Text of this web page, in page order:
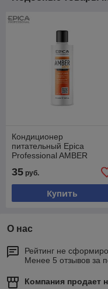
Кондиционер
питательный Epica
Professional AMBER
35 руб.
Купить
О нас
Рейтинг не
Менее 5 отзывов за
Компания продает